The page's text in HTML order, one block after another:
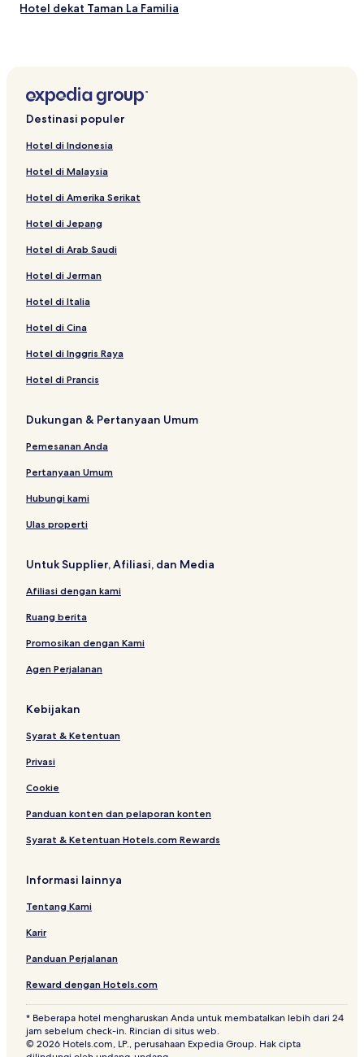
Hotel dekat Taman La Familia
Destinasi populer
Hotel di Indonesia
Hotel di Malaysia
Hotel di Amerika Serikat
Hotel di Jepang
Hotel di Arab Saudi
Hotel di Jerman
Hotel di Italia
Hotel di Cina
Hotel di Inggris Raya
Hotel di Prancis
Dukungan & Pertanyaan Umum
Pemesanan Anda
Pertanyaan Umum
Hubungi kami
Ulas properti
Untuk Supplier, Afiliasi, dan Media
Afiliasi dengan kami
Ruang berita
Promosikan dengan Kami
Agen Perjalanan
Kebijakan
Syarat & Ketentuan
Privasi
Cookie
Panduan konten dan pelaporan konten
Syarat & Ketentuan Hotels.com Rewards
Informasi lainnya
Tentang Kami
Karir
Panduan Perjalanan
Reward dengan Hotels.com
* Beberapa hotel mengharuskan Anda untuk membatalkan lebih dari 24
jam sebelum check-in. Rincian di situs web.
© 2026 Hotels.com, LP., perusahaan Expedia Group. Hak cipta